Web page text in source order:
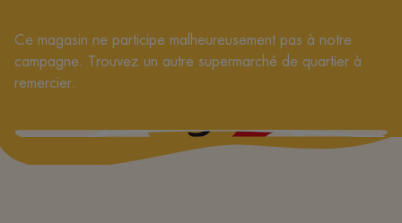
Ce magasin ne participe malheureusement pas à notre
campagne. Trouvez un autre supermarché de quartier à
remercier.